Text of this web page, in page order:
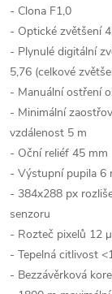
- Clona F1,0
- Optické zvětšení
- Plynulé digitální
5,76 (celkové
- Manuální ostření
- Minimální
vzdálenost 5 m
- Oční reliéf 45 mm
- Výstupní pupila 6
- 384x288 px
senzoru
- Rozteč pixelů 12
- Tepelná citlivost
- Bezzávěrková